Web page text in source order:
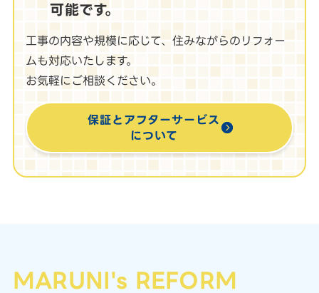
可能です。
工事の内容や規模に応じて、住みながらのリフォー
ムも対応いたします。
お気軽にご相談ください。
保証とアフターサービス
について
MARUNI's REFORM